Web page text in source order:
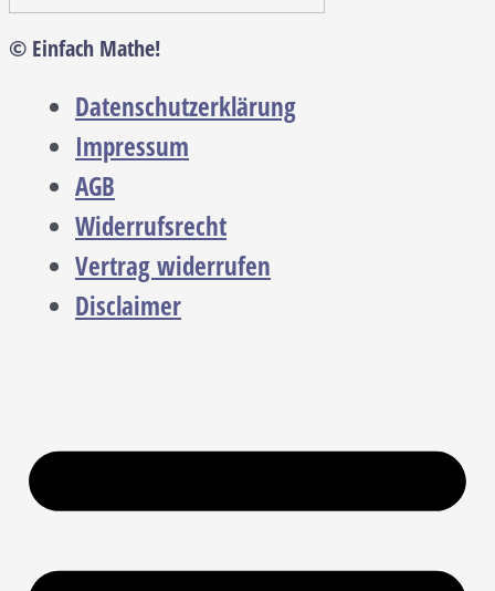
© Einfach Mathe!
Datenschutzerklärung
Impressum
AGB
Widerrufsrecht
Vertrag widerrufen
Disclaimer